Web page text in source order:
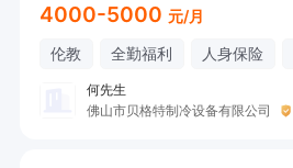
4000-5000 元/月
伦教 全勤福利 人身保险
何先生
佛山市贝格特制冷设备有限公司